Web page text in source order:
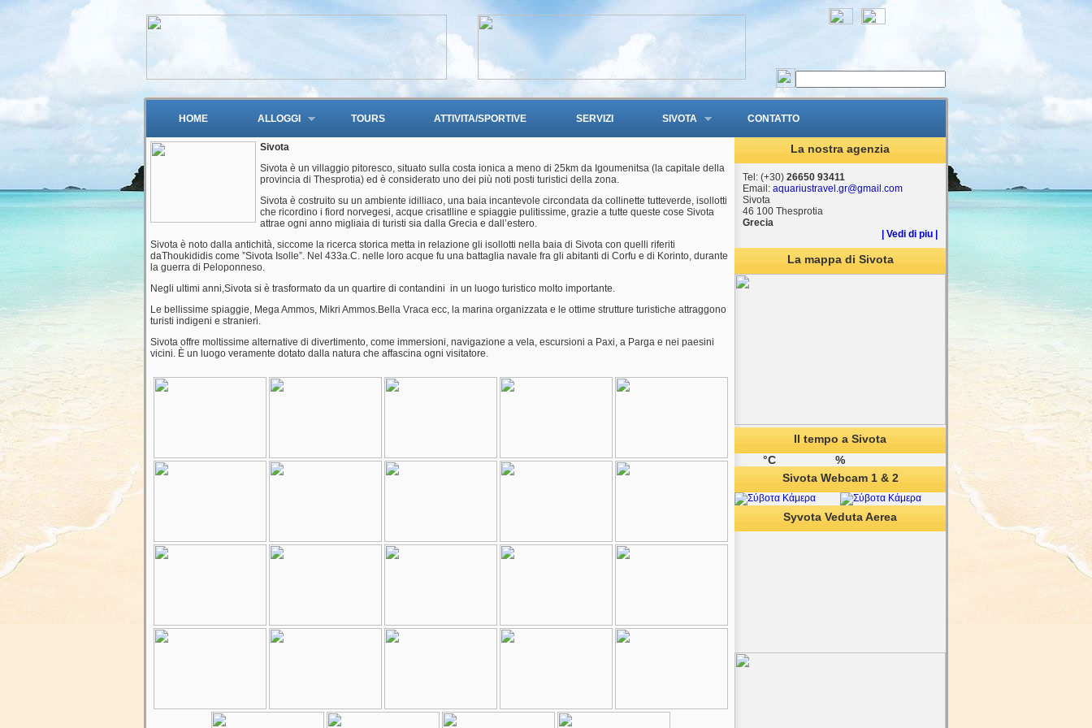
HOME ALLOGGI TOURS ATTIVITA/SPORTIVE SERVIZI SIVOTA CONTATTO
Sivota
Sivota è un villaggio pitoresco, situato sulla costa ionica a meno di 25km da Igoumenitsa (la capitale della
provincia di Thesprotia) ed è considerato uno dei più noti posti turistici della zona.
Sivota è costruito su un ambiente idilliaco, una baia incantevole circondata da collinette tutteverde, isollotti
che ricordino i fiord norvegesi, acque crisatlline e spiaggie pulitissime, grazie a tutte queste cose Sivota
attrae ogni anno migliaia di turisti sia dalla Grecia e dall’estero.
Sivota è noto dalla antichità, siccome la ricerca storica metta in relazione gli isollotti nella baia di Sivota con quelli riferiti
daThoukididis come ˮSivota Isolle”. Nel 433a.C. nelle loro acque fu una battaglia navale fra gli abitanti di Corfu e di Korinto, durante
la guerra di Peloponneso.
Negli ultimi anni,Sivota si è trasformato da un quartire di contandini in un luogo turistico molto importante.
Le bellissime spiaggie, Mega Ammos, Mikri Ammos.Bella Vraca ecc, la marina organizzata e le ottime strutture turistiche attraggono
turisti indigeni e stranieri.
Sivota offre moltissime alternative di divertimento, come immersioni, navigazione a vela, escursioni a Paxi, a Parga e nei paesini
vicini. È un luogo veramente dotato dalla natura che affascina ogni visitatore.
La nostra agenzia
Tel: (+30) 26650 93411
Email: aquariustravel.gr@gmail.com
Sivota
46 100 Thesprotia
Grecia
| Vedi di piu |
La mappa di Sivota
Il tempo a Sivota
°C
%
Sivota Webcam 1 & 2
Syvota Veduta Aerea